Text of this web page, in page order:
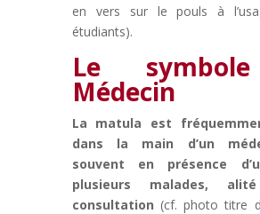
en vers sur le pouls à
étudiants).
Le
Médecin
La matula est
dans la main d’un
souvent en présence
plusieurs malades,
consultation (cf. photo titre